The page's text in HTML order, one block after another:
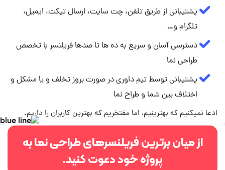
پشتیبانی از طریق تلفن، چت سایت، ارسال تیکت، ایمیل،
تلگرام و…
دسترسی آسان و سریع به ده ها تا صدها فریلنسر با تخصص
طراحی نما
پشتیبانی توسط تیم داوری در صورت بروز تخلف و یا مشکل و
اختلاف بین شما و طراح نما
ادعا نمیکنیم که بهترینیم، اما مفتخریم که بهترین کاربران را داریم.
از میان برترین فریلنسرهای طراحی نما به
پروژه خود دعوت کنید.